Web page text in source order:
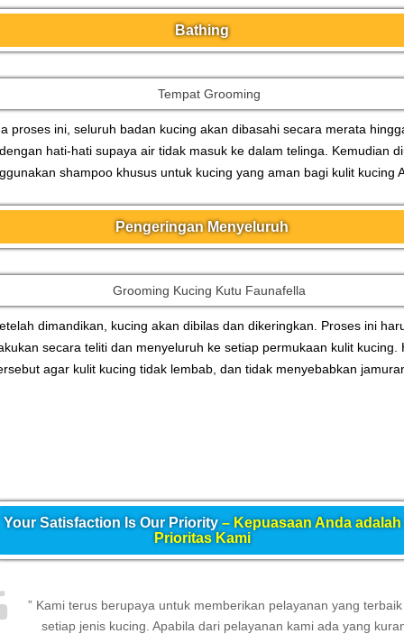
Bathing
proses ini, seluruh badan kucing akan dibasahi secara merata
hati-hati supaya air tidak masuk ke dalam telinga. Kemudian
shampoo khusus untuk kucing yang aman bagi kulit kucing
Pengeringan Menyeluruh
dimandikan, kucing akan dibilas dan dikeringkan. Proses ini
secara teliti dan menyeluruh ke setiap permukaan kulit kucing.
agar kulit kucing tidak lembab, dan tidak menyebabkan
Your Satisfaction Is Our Priority – Kepuasaan Anda adalah
Prioritas Kami
” Kami terus berupaya untuk memberikan pelayanan yang
setiap jenis kucing. Apabila dari pelayanan kami ada yang